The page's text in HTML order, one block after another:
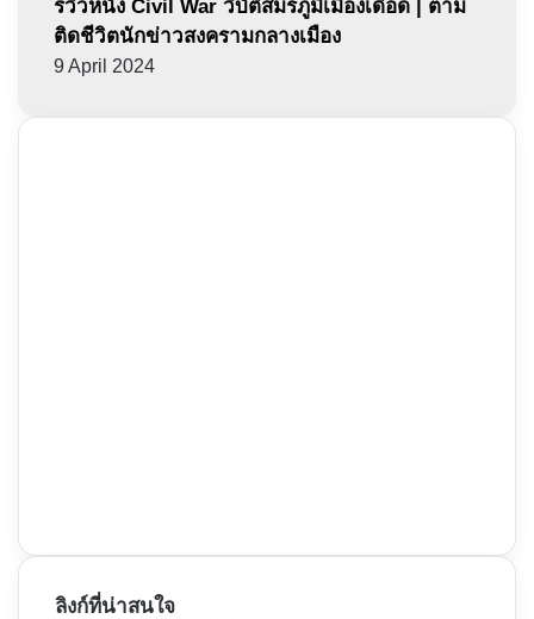
รีวิวหนัง Civil War วิบัติสมรภูมิเมืองเดือด | ตาม
ติดชีวิตนักข่าวสงครามกลางเมือง
9 April 2024
ลิงก์ที่น่าสนใจ